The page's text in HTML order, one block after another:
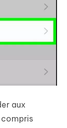
aux
compris